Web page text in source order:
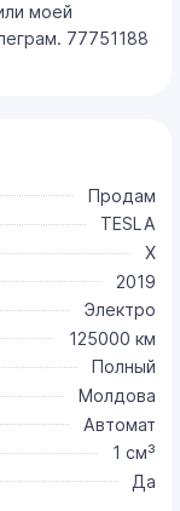
моей
77751188
Продам
TESLA
X
2019
Электро
125000 км
Полный
Молдова
Автомат
1 см³
Да